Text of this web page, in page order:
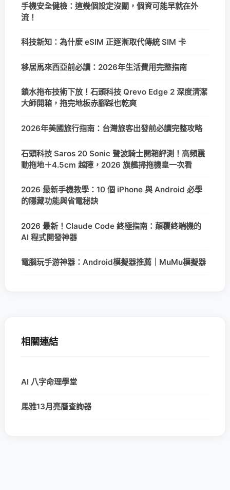
手機安全健檢：這幾個設定沒關，個資可能早就在外
流！
科技新知：為什麼 eSIM 正逐漸取代傳統 SIM 卡
移居馬來西亞前必讀：2026年生活費用完整指南
鎖水拖布技術下放！石頭科技 Qrevo Edge 2 深度清潔
大師開箱，拖完地板赤腳踩也乾爽
2026年美國旅行指南：台灣旅客出發前必讀完整攻略
石頭科技 Saros 20 Sonic 聲波騎士開箱評測！高頻震
動拖地＋4.5cm 越障，2026 旗艦掃拖機皇一次看
2026 最新手機教學：10 個 iPhone 與 Android 必學
的隱藏功能與省電秘訣
2026 最新！Claude Code 終極指南：顛覆終端機的
AI 程式開發神器
電腦玩手游神器：Android模擬器推薦｜MuMu模擬器
相關連結
AI 八字命理學堂
馬雅13月亮曆查詢器